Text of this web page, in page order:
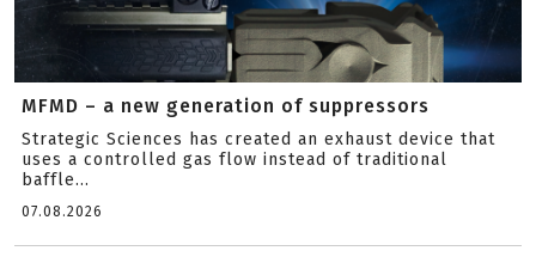
MFMD – a new generation of suppressors
Strategic Sciences has created an exhaust device that
uses a controlled gas flow instead of traditional
baffle...
07.08.2026